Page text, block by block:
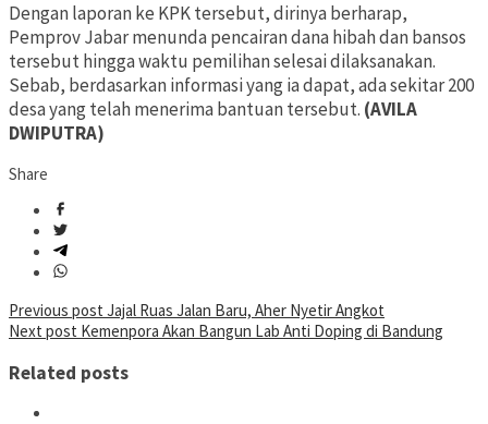
Dengan laporan ke KPK tersebut, dirinya berharap,
Pemprov Jabar menunda pencairan dana hibah dan bansos
tersebut hingga waktu pemilihan selesai dilaksanakan.
Sebab, berdasarkan informasi yang ia dapat, ada sekitar 200
desa yang telah menerima bantuan tersebut. (AVILA
DWIPUTRA)
Share
Post
navigation
Previous post Jajal Ruas Jalan Baru, Aher Nyetir Angkot
Next post Kemenpora Akan Bangun Lab Anti Doping di Bandung
Related posts